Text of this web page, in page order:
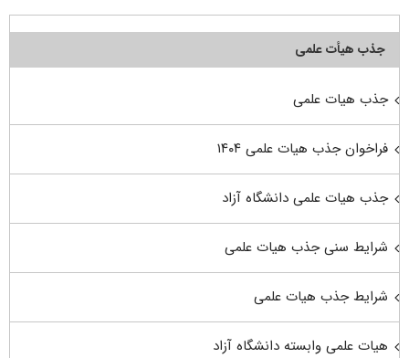
جذب هیأت علمی
جذب هیات علمی
فراخوان جذب هیات علمی ۱۴۰۴
جذب هیات علمی دانشگاه آزاد
شرایط سنی جذب هیات علمی
شرایط جذب هیات علمی
هیات علمی وابسته دانشگاه آزاد